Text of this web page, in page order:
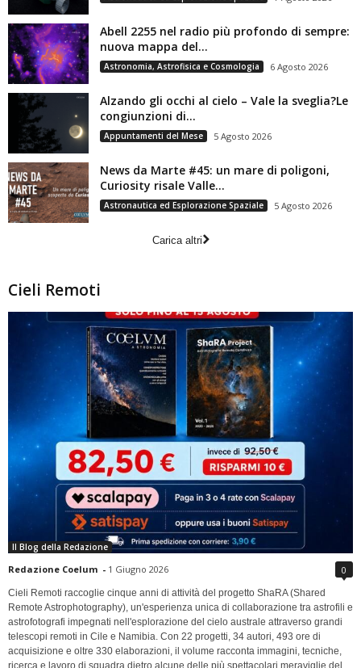
Abell 2255 nel radio più profondo di sempre:
nuova mappa del...
Astronomia, Astrofisica e Cosmologia 6 Agosto 2026
Alzando gli occhi al cielo – Vale la sveglia?Le
congiunzioni di...
Appuntamenti del Mese 5 Agosto 2026
News da Marte #45: un mare di poligoni,
Curiosity risale Valle...
Astronautica ed Esplorazione Spaziale 5 Agosto 2026
Carica altri
Cieli Remoti
Il Blog della Redazione
Redazione Coelum - 1 Giugno 2026 0
Cieli Remoti raccoglie cinque anni di attività del progetto ShaRA (Shared
Remote Astrophotography), un'esperienza unica di collaborazione tra astrofili e
astrofotografi impegnati nell'esplorazione del cielo australe attraverso grandi
telescopi remoti in Cile e Namibia. Con 22 progetti, 34 autori, 493 ore di
acquisizione e oltre 330 elaborazioni, il volume racconta immagini, tecniche,